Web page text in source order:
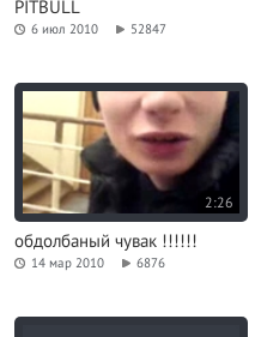
PITBULL
6 июл 2010 52847
2:26
обдолбаный чувак !!!!!!
14 мар 2010 6876